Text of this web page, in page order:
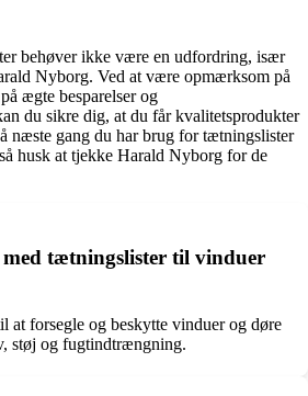
behøver ikke være en udfordring, især
Nyborg. Ved at være opmærksom på
ægte besparelser og
du sikre dig, at du får kvalitetsprodukter
næste gang du har brug for tætningslister
husk at tjekke Harald Nyborg for de
tætningslister til vinduer
at forsegle og beskytte vinduer og døre
støj og fugtindtrængning.